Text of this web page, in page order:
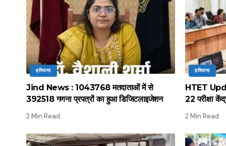
हरियाणा
Jind News : 1043768 मतदाताओं में से
392518 गणना प्रपत्रों का हुआ डिजिटलाइजेशन
2 Min Read
हरियाणा
HTET
22 परीक्षा
2 Min Read